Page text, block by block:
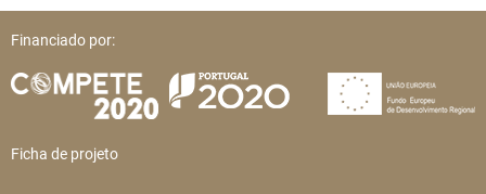
Financiado por:
Ficha de projeto